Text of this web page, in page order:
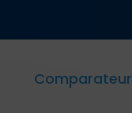
Comparateur